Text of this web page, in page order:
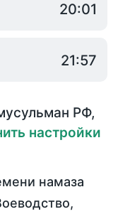
20:01
21:57
РФ,
настройки
намаза